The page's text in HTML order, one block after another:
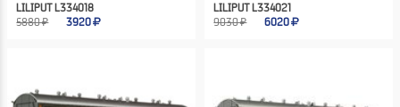
LILIPUT L334018
5880 ₽
3920
LILIPUT L334021
9030 ₽
6020